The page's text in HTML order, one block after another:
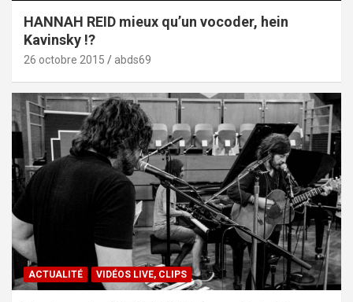
HANNAH REID mieux qu’un vocoder, hein
Kavinsky !?
26 octobre 2015 abds69
ACTUALITÉ VIDÉOS LIVE, CLIPS